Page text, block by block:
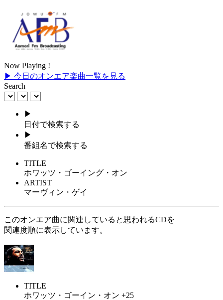
Now Playing !
▶ 今日のオンエア楽曲一覧を見る
Search
▶
日付で検索する
▶
番組名で検索する
TITLE
ホワッツ・ゴーイング・オン
ARTIST
マーヴィン・ゲイ
このオンエア曲に関連していると思われるCDを
関連度順に表示しています。
TITLE
ホワッツ・ゴーイン・オン +25